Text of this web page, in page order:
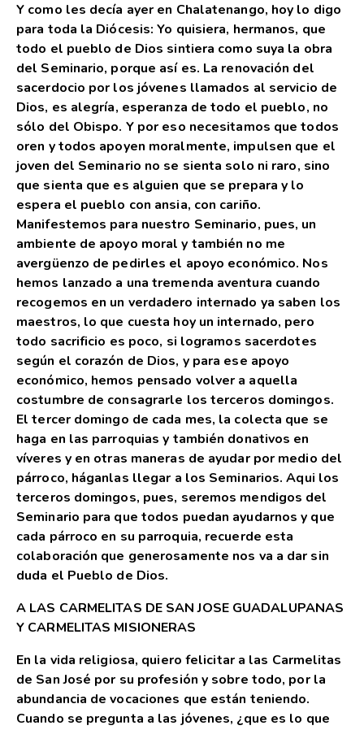
Y como les decía ayer en Chalatenango, hoy lo digo
para toda la Diócesis: Yo quisiera, hermanos, que
todo el pueblo de Dios sintiera como suya la obra
del Seminario, porque así es. La renovación del
sacerdocio por los jóvenes llamados al servicio de
Dios, es alegría, esperanza de todo el pueblo, no
sólo del Obispo. Y por eso necesitamos que todos
oren y todos apoyen moralmente, impulsen que el
joven del Seminario no se sienta solo ni raro, sino
que sienta que es alguien que se prepara y lo
espera el pueblo con ansia, con cariño.
Manifestemos para nuestro Seminario, pues, un
ambiente de apoyo moral y también no me
avergüenzo de pedirles el apoyo económico. Nos
hemos lanzado a una tremenda aventura cuando
recogemos en un verdadero internado ya saben los
maestros, lo que cuesta hoy un internado, pero
todo sacrificio es poco, si logramos sacerdotes
según el corazón de Dios, y para ese apoyo
económico, hemos pensado volver a aquella
costumbre de consagrarle los terceros domingos.
El tercer domingo de cada mes, la colecta que se
haga en las parroquias y también donativos en
víveres y en otras maneras de ayudar por medio del
párroco, háganlas llegar a los Seminarios. Aqui los
terceros domingos, pues, seremos mendigos del
Seminario para que todos puedan ayudarnos y que
cada párroco en su parroquia, recuerde esta
colaboración que generosamente nos va a dar sin
duda el Pueblo de Dios.
A LAS CARMELITAS DE SAN JOSE GUADALUPANAS
Y CARMELITAS MISIONERAS
En la vida religiosa, quiero felicitar a las Carmelitas
de San José por su profesión y sobre todo, por la
abundancia de vocaciones que están teniendo.
Cuando se pregunta a las jóvenes, ¿que es lo que